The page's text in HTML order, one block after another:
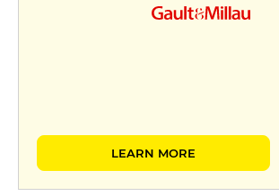
LEARN MORE